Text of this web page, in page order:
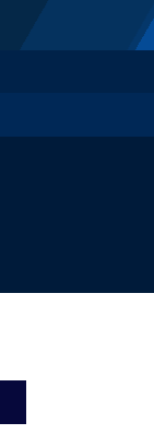
Lecce